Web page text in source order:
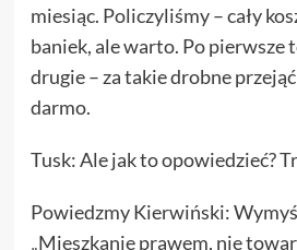
miesiąc. Policzyliśmy – cały
baniek, ale warto. Po pierwsze
drugie – za takie drobne
darmo.
Tusk: Ale jak to opowiedzieć?
Powiedzmy Kierwiński:
„Mieszkanie prawem, nie